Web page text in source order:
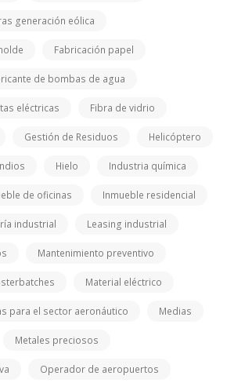
generación eólica
Fabricación papel
de bombas de agua
eléctricas Fibra de vidrio
Gestión de Residuos Helicóptero
Hielo Industria química
de oficinas Inmueble residencial
industrial Leasing industrial
Mantenimiento preventivo
Material eléctrico
para el sector aeronáutico Medias
Metales preciosos
Operador de aeropuertos